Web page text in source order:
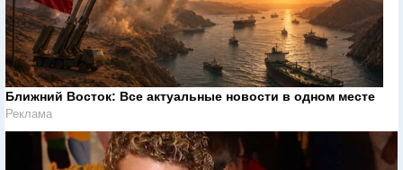
Ближний Восток: Все актуальные новости в одном месте
Реклама